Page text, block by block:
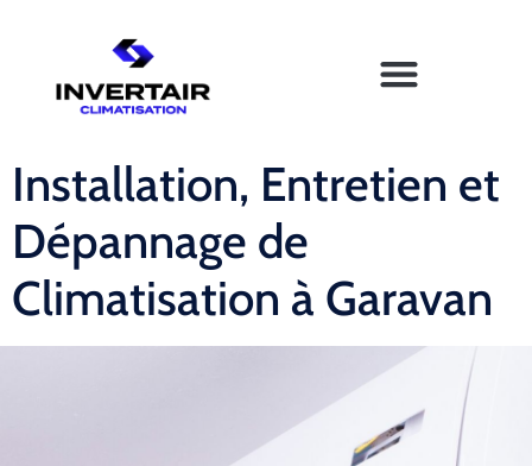
Installation, Entretien et
Dépannage de
Climatisation à Garavan